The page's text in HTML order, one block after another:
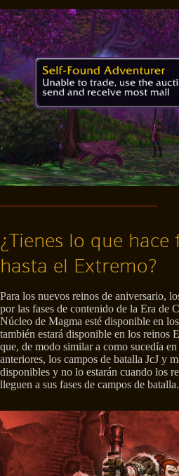
¿Tienes lo que
hasta el Extremo?
Para los nuevos reinos de aniversario,
por las fases de contenido de la Era de
Núcleo de Magma esté disponible en
también estará disponible en los reinos
que, de modo similar a como sucedía
anteriores, los campos de batalla JcJ y
disponibles y no lo estarán cuando los
lleguen a sus fases de campos de batalla.